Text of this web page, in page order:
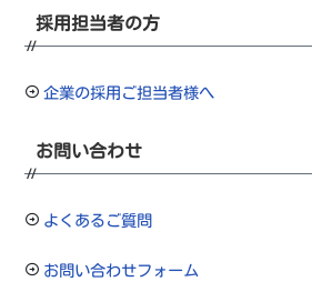
採用担当者の方
企業の採用ご担当者様へ
お問い合わせ
よくあるご質問
お問い合わせフォーム